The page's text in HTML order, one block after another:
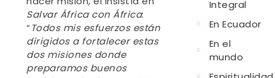
Salvar África con África:
“ Todos mis esfuerzos están
dirigidos a fortalecer estas
dos misiones donde
preparamos buenos
Integral
En Ecuador
En el
mundo